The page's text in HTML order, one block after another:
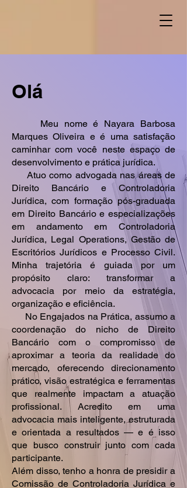
Olá
Meu nome é Nayara Barbosa
Marques Oliveira e é uma satisfação
caminhar com você neste espaço de
desenvolvimento e prática jurídica.
Atuo como advogada nas áreas de
Direito Bancário e Controladoria
Jurídica, com formação pós-graduada
em Direito Bancário e especializações
em andamento em Controladoria
Jurídica, Legal Operations, Gestão de
Escritórios Jurídicos e Processo Civil.
Minha trajetória é guiada por um
propósito claro: transformar a
advocacia por meio da estratégia,
organização e eficiência.
No Engajados na Prática, assumo a
coordenação do nicho de Direito
Bancário com o compromisso de
aproximar a teoria da realidade do
mercado, oferecendo direcionamento
prático, visão estratégica e ferramentas
que realmente impactam a atuação
profissional. Acredito em uma
advocacia mais inteligente, estruturada
e orientada a resultados — e é isso
que busco construir junto com cada
participante.
Além disso, tenho a honra de presidir a
Comissão de Controladoria Jurídica e